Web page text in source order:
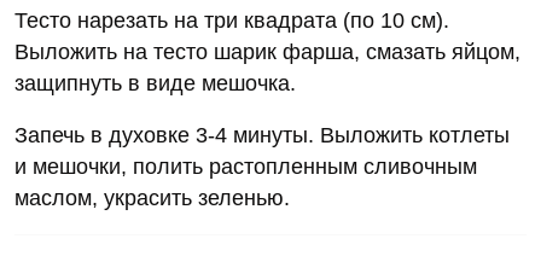
Тесто нарезать на три квадрата (по 10 см).
Выложить на тесто шарик фарша, смазать яйцом,
защипнуть в виде мешочка.
Запечь в духовке 3-4 минуты. Выложить котлеты
и мешочки, полить растопленным сливочным
маслом, украсить зеленью.